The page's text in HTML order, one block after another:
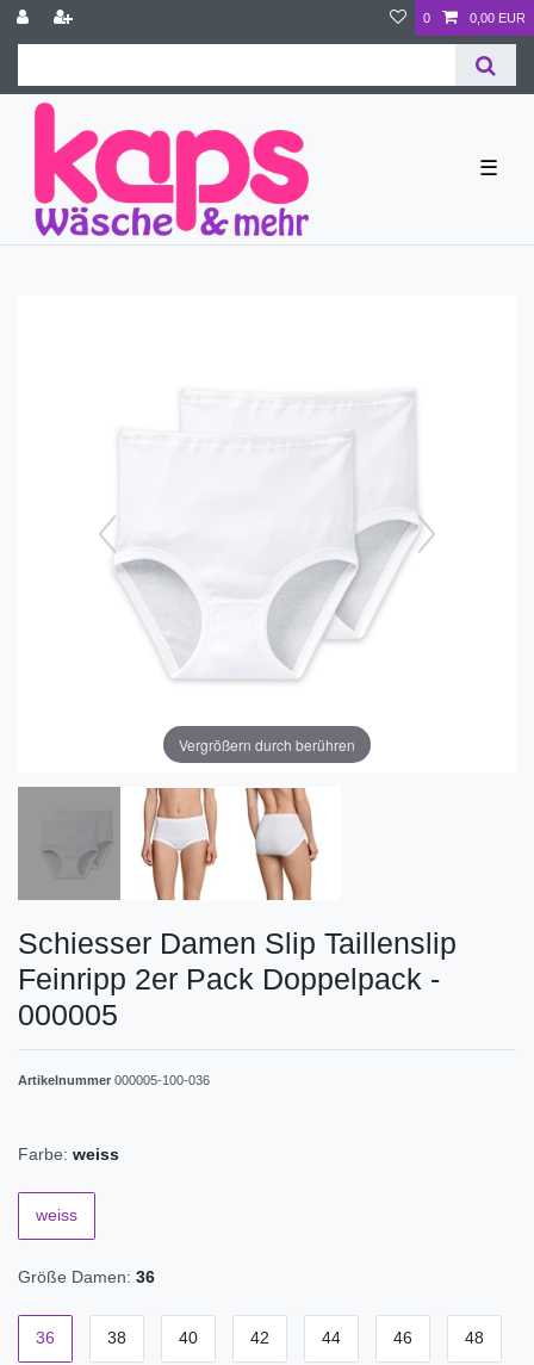
0 0,00 EUR
☰
Vergrößern durch berühren
Schiesser Damen Slip Taillenslip
Feinripp 2er Pack Doppelpack -
000005
Artikelnummer 000005-100-036
Farbe: weiss
weiss
Größe Damen: 36
36 38 40 42 44 46 48